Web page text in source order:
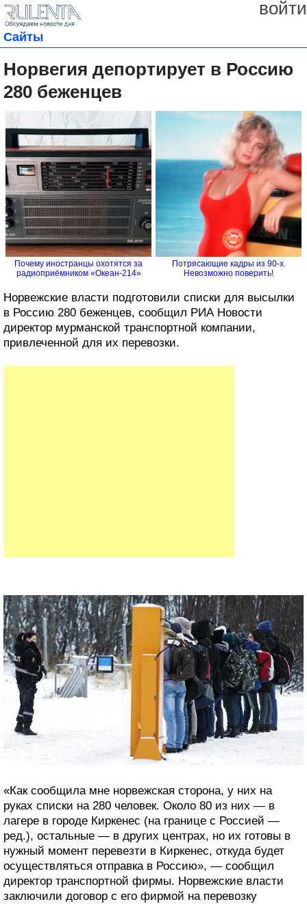
войти
Сайты
Норвегия депортирует в Россию
280 беженцев
Почему иностранцы охотятся за
радиоприёмником «Океан-214»
Потрясающие кадры из 90-х.
Невозможно поверить!
Норвежские власти подготовили списки для высылки
в Россию 280 беженцев, сообщил РИА Новости
директор мурманской транспортной компании,
привлеченной для их перевозки.
«Как сообщила мне норвежская сторона, у них на
руках списки на 280 человек. Около 80 из них — в
лагере в городе Киркенес (на границе с Россией —
ред.), остальные — в других центрах, но их готовы в
нужный момент перевезти в Киркенес, откуда будет
осуществляться отправка в Россию», — сообщил
директор транспортной фирмы. Норвежские власти
заключили договор с его фирмой на перевозку